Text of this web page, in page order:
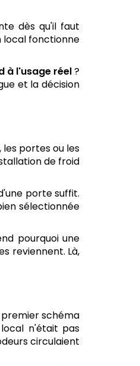
dès qu'il faut
local fonctionne
à l'usage réel?
et la décision
portes ou les
de froid
porte suffit.
sélectionnée
pourquoi une
reviennent. Là,
schéma
n'était pas
circulaient